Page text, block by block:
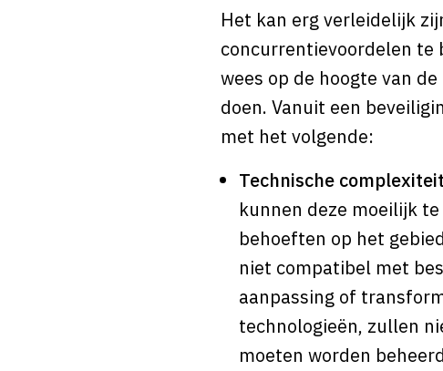
Het kan erg verleidelijk
concurrentievoordelen te
wees op de hoogte van
doen. Vanuit een
met het volgende:
Technische
kunnen deze moeilijk
behoeften op het
niet compatibel met
aanpassing of
technologieën, zullen
moeten worden